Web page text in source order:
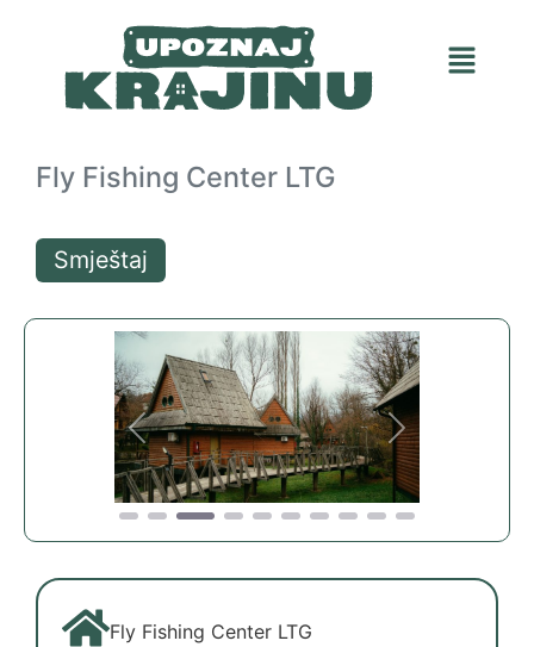
Fly Fishing Center LTG
Smještaj
Previous Next
Fly Fishing Center LTG